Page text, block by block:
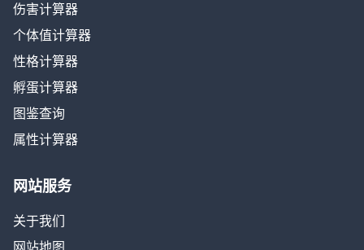
伤害计算器
个体值计算器
性格计算器
孵蛋计算器
图鉴查询
属性计算器
网站服务
关于我们
网站地图